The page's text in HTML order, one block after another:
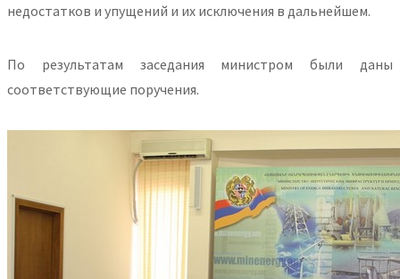
недостатков и упущений и их исключения в дальнейшем.
По результатам заседания министром были даны
соответствующие поручения.